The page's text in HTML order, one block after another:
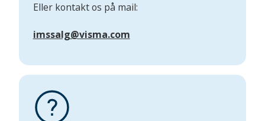
Eller kontakt os på mail:
imssalg@visma.com